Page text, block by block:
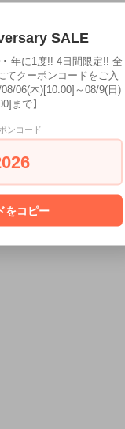
SALE
年に1度!! 4日間限定!! 全
てクーポンコードをご入
06(木)[10:00]～08/9(日)
まで】
ンコード
をコピー